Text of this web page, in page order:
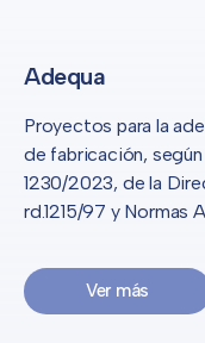
Adequa
Proyectos para la
de fabricación,
1230/2023, de la
rd.1215/97 y Normas
Ver más